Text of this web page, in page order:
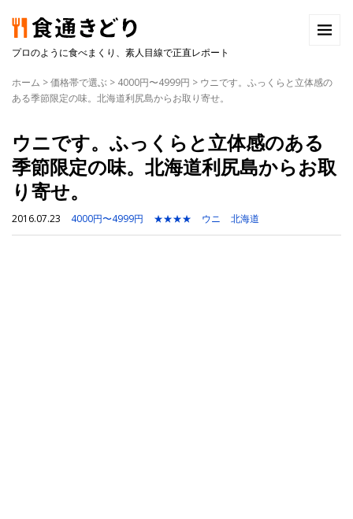
プロのように食べまくり、素人目線で正直レポート
ホーム >価格帯で選ぶ > 4000円〜4999円 > ウニです。ふっくらと立体感の
ある季節限定の味。北海道利尻島からお取り寄せ。
ウニです。ふっくらと立体感のある
季節限定の味。北海道利尻島からお取
り寄せ。
2016.07.23 4000円〜4999円 ★★★★ ウニ 北海道